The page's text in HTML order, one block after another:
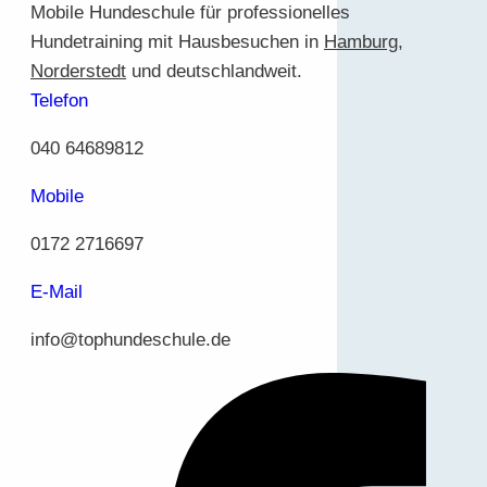
Mobile Hundeschule für professionelles
Hundetraining mit Hausbesuchen in Hamburg,
Norderstedt und deutschlandweit.
Telefon
040 64689812
Mobile
0172 2716697
E-Mail
info@tophundeschule.de